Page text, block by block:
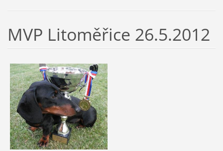
MVP Litoměřice 26.5.2012